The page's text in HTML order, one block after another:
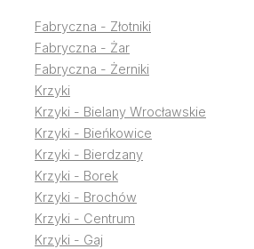
Fabryczna - Złotniki
Fabryczna - Żar
Fabryczna - Żerniki
Krzyki
Krzyki - Bielany Wrocławskie
Krzyki - Bieńkowice
Krzyki - Bierdzany
Krzyki - Borek
Krzyki - Brochów
Krzyki - Centrum
Krzyki - Gaj